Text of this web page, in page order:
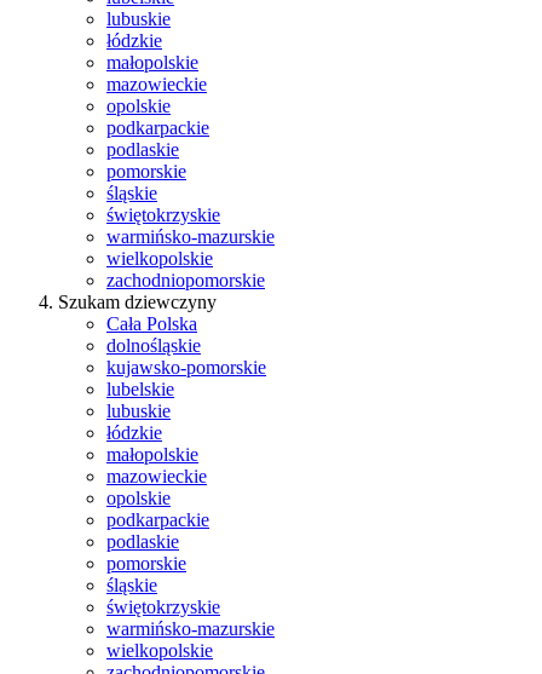
lubuskie
łódzkie
małopolskie
mazowieckie
opolskie
podkarpackie
podlaskie
pomorskie
śląskie
świętokrzyskie
warmińsko-mazurskie
wielkopolskie
zachodniopomorskie
Szukam dziewczyny
Cała Polska
dolnośląskie
kujawsko-pomorskie
lubelskie
lubuskie
łódzkie
małopolskie
mazowieckie
opolskie
podkarpackie
podlaskie
pomorskie
śląskie
świętokrzyskie
warmińsko-mazurskie
wielkopolskie